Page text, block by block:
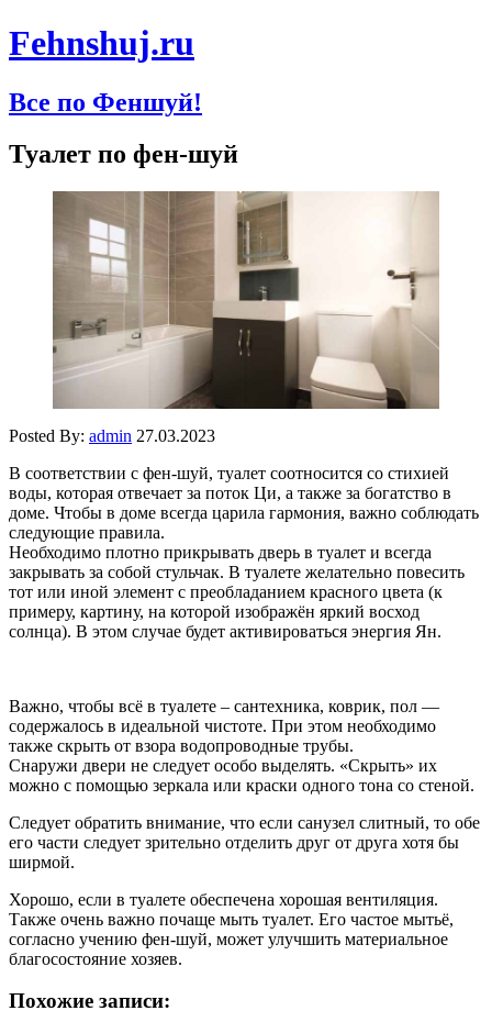
Fehnshuj.ru
Все по Феншуй!
Туалет по фен-шуй
Posted By: admin 27.03.2023
В соответствии с фен-шуй, туалет соотносится со стихией
воды, которая отвечает за поток Ци, а также за богатство в
доме. Чтобы в доме всегда царила гармония, важно соблюдать
следующие правила.
Необходимо плотно прикрывать дверь в туалет и всегда
закрывать за собой стульчак. В туалете желательно повесить
тот или иной элемент с преобладанием красного цвета (к
примеру, картину, на которой изображён яркий восход
солнца). В этом случае будет активироваться энергия Ян.
Важно, чтобы всё в туалете – сантехника, коврик, пол —
содержалось в идеальной чистоте. При этом необходимо
также скрыть от взора водопроводные трубы.
Снаружи двери не следует особо выделять. «Скрыть» их
можно с помощью зеркала или краски одного тона со стеной.
Следует обратить внимание, что если санузел слитный, то обе
его части следует зрительно отделить друг от друга хотя бы
ширмой.
Хорошо, если в туалете обеспечена хорошая вентиляция.
Также очень важно почаще мыть туалет. Его частое мытьё,
согласно учению фен-шуй, может улучшить материальное
благосостояние хозяев.
Похожие записи: